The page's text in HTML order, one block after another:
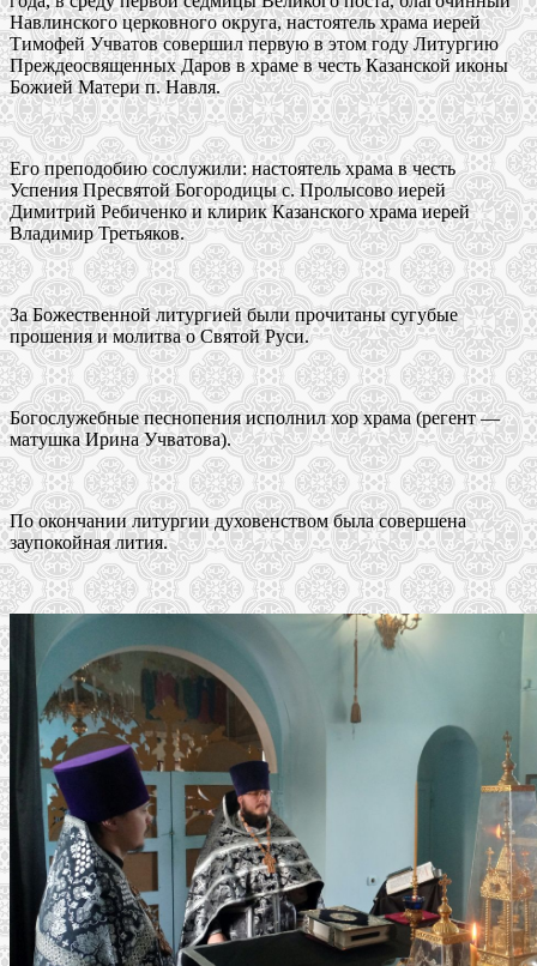
Навлинского церковного округа, настоятель храма иерей
Тимофей Учватов совершил первую в этом году Литургию
Преждеосвященных Даров в храме в честь Казанской иконы
Божией Матери п. Навля.
Его преподобию сослужили: настоятель храма в честь
Успения Пресвятой Богородицы с. Пролысово иерей
Димитрий Ребиченко и клирик Казанского храма иерей
Владимир Третьяков.
За Божественной литургией были прочитаны сугубые
прошения и молитва о Святой Руси.
Богослужебные песнопения исполнил хор храма (регент —
матушка Ирина Учватова).
По окончании литургии духовенством была совершена
заупокойная лития.